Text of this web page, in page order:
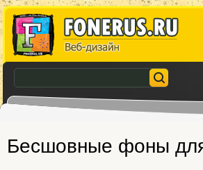
Бесшовные фоны